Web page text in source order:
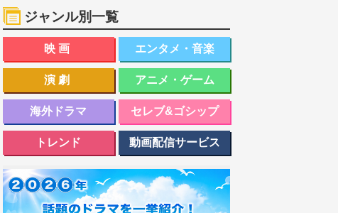
ジャンル別一覧
映画 エンタメ・音楽
演劇 アニメ・ゲーム
海外ドラマ セレブ&ゴシップ
トレンド 動画配信サービス